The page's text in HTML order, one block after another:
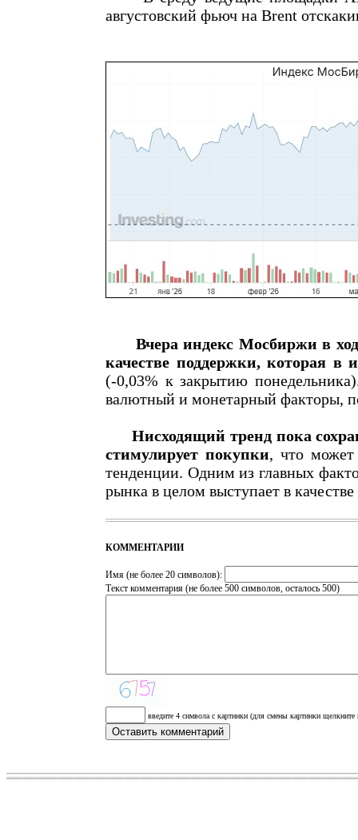
августовский фьюч на Brent
Вчера индекс Мосбиржи в
качестве поддержки, которая в
(-0,03% к закрытию
валютный и монетарный факторы,
Нисходящий тренд пока
стимулирует покупки, что может
тенденции. Одним из главных
рынка в целом выступает в
КОММЕНТАРИИ
Имя (не более 20 символов):
Текст комментария (не более 500 символов, осталось 500)
введите 4 символа с картинки (для смены картинки щелкните